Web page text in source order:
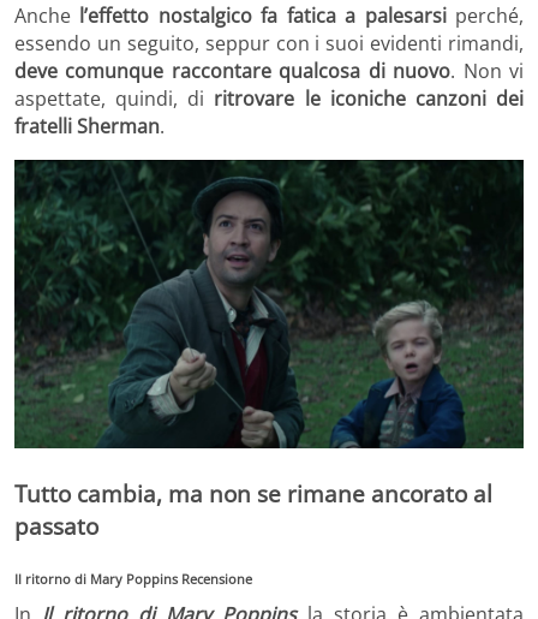
Anche l’effetto nostalgico fa fatica a palesarsiperché,
essendo un seguito, seppur con i suoi evidenti rimandi,
deve comunque raccontare qualcosa di nuovo. Non vi
aspettate, quindi, di ritrovare le iconiche canzoni dei
fratelli Sherman.
Tutto cambia, ma non se rimane ancorato al
passato
Il ritorno di Mary Poppins Recensione